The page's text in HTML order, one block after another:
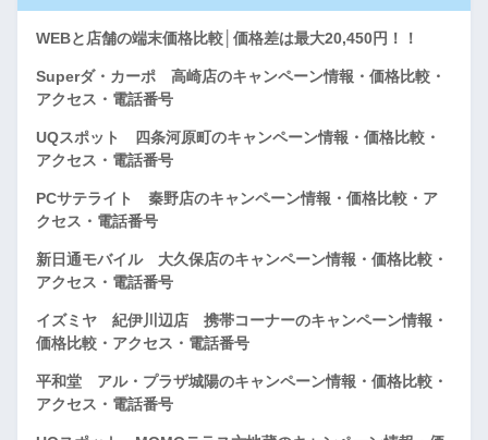
WEBと店舗の端末価格比較│価格差は最大20,450円！！
Superダ・カーポ 高崎店のキャンペーン情報・価格比較・
アクセス・電話番号
UQスポット 四条河原町のキャンペーン情報・価格比較・
アクセス・電話番号
PCサテライト 秦野店のキャンペーン情報・価格比較・ア
クセス・電話番号
新日通モバイル 大久保店のキャンペーン情報・価格比較・
アクセス・電話番号
イズミヤ 紀伊川辺店 携帯コーナーのキャンペーン情報・
価格比較・アクセス・電話番号
平和堂 アル・プラザ城陽のキャンペーン情報・価格比較・
アクセス・電話番号